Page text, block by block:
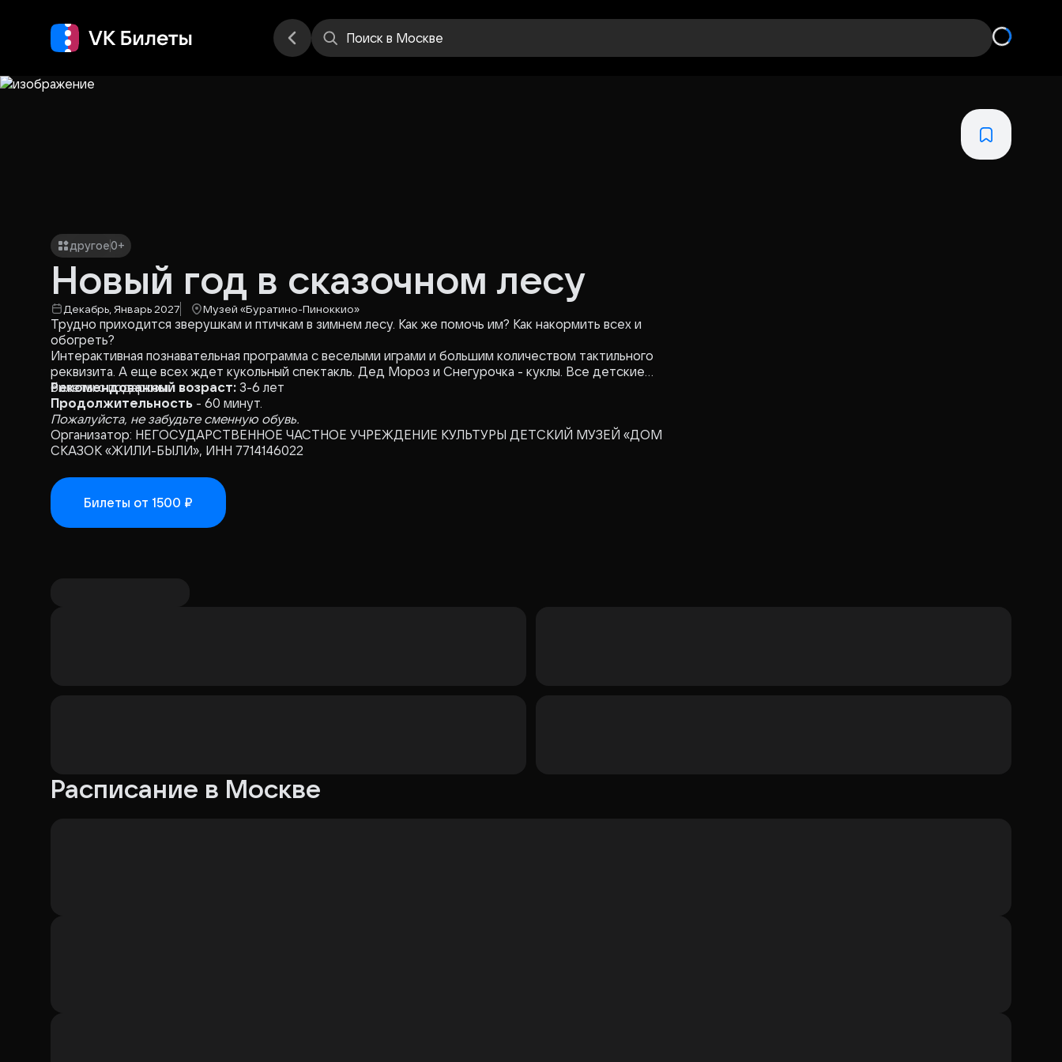
Поиск в Москве
другое0+
Новый год в сказочном лесу
Декабрь, Январь 2027 Музей «Буратино-Пиноккио»
Трудно приходится зверушкам и птичкам в зимнем лесу. Как же помочь им? Как накормить всех и
обогреть?
Интерактивная познавательная программа с веселыми играми и большим количеством тактильного
реквизита. А еще всех ждет кукольный спектакль. Дед Мороз и Снегурочка - куклы. Все детские
билеты с подарком.
Рекомендованный возраст: 3-6 лет
Продолжительность - 60 минут.
Пожалуйста, не забудьте сменную обувь.
Организатор: НЕГОСУДАРСТВЕННОЕ ЧАСТНОЕ УЧРЕЖДЕНИЕ КУЛЬТУРЫ ДЕТСКИЙ МУЗЕЙ «ДОМ
СКАЗОК «ЖИЛИ-БЫЛИ», ИНН 7714146022
Билеты от 1500 ₽
Расписание в Москве